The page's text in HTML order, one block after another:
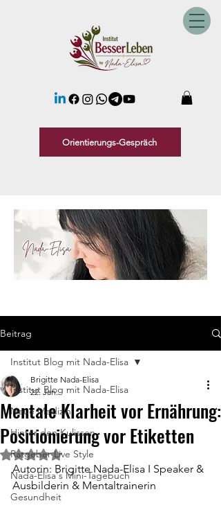
Orientierungs-Gespräch
Beitrag
Institut Blog mit Nada-Elisa
Neue Medizin
Hinter den Kulissen
Ratgeber Live Style
Nada-Elisa's Mini-Tagebuch
Gesundheit
Institut Blog mit Nada-Elisa
Mentale Klarheit vor Ernährung:
Positionierung vor Etiketten
Brigitte Nada-Elisa
22. Jan.
Mit NaN von 5 Sternen bewertet.
Autorin: Brigitte Nada-Elisa I Speaker &
Ausbilderin & Mentaltrainerin